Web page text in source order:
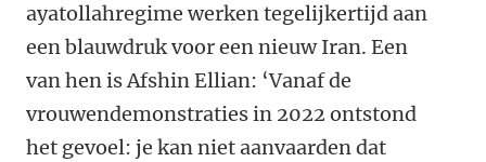
ayatollahregime werken tegelijkertijd aan
een blauwdruk voor een nieuw Iran. Een
van hen is Afshin Ellian: ‘Vanaf de
vrouwendemonstraties in 2022 ontstond
het gevoel: je kan niet aanvaarden dat